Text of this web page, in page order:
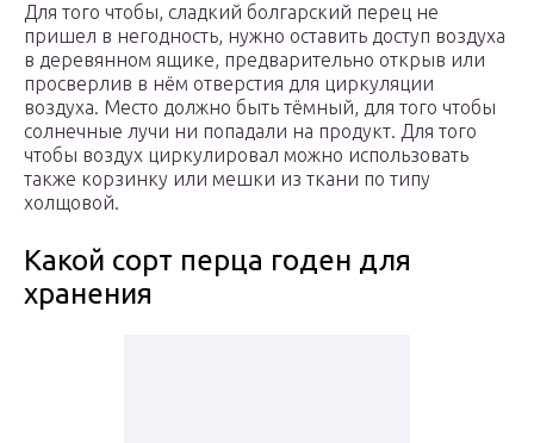
Для того чтобы, сладкий болгарский перец не
пришел в негодность, нужно оставить доступ воздуха
в деревянном ящике, предварительно открыв или
просверлив в нём отверстия для циркуляции
воздуха. Место должно быть тёмный, для того чтобы
солнечные лучи ни попадали на продукт. Для того
чтобы воздух циркулировал можно использовать
также корзинку или мешки из ткани по типу
холщовой.
Какой сорт перца годен для
хранения